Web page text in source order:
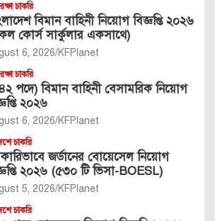
চাকরি
বিমান বাহিনী নিয়োগ বিজ্ঞপ্তি ২০২৬
কোর্স সার্কুলার একসাথে)
6, 2026 KFPlanet
চাকরি
পদে) বিমান বাহিনী বেসামরিক নিয়োগ
২০২৬
6, 2026 KFPlanet
চাকরি
জর্ডানের বোয়েসেল নিয়োগ
২০২৬ (৫৩০ টি ভিসা-BOESL)
5, 2026 KFPlanet
চাকরি